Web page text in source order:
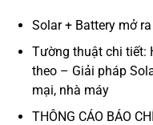
Solar + Battery mở
Tường thuật chi tiết:
theo – Giải pháp
mại, nhà máy
THÔNG CÁO BÁO